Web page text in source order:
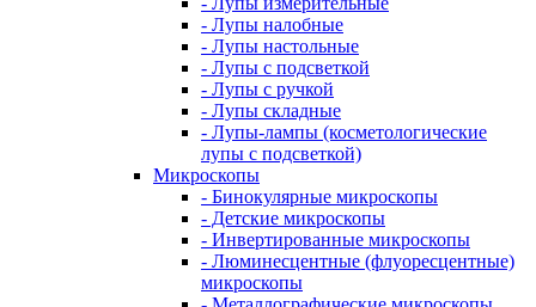
- Лупы налобные
- Лупы настольные
- Лупы с подсветкой
- Лупы с ручкой
- Лупы складные
- Лупы-лампы (косметологические
лупы с подсветкой)
Микроскопы
- Бинокулярные микроскопы
- Детские микроскопы
- Инвертированные микроскопы
- Люминесцентные (флуоресцентные)
микроскопы